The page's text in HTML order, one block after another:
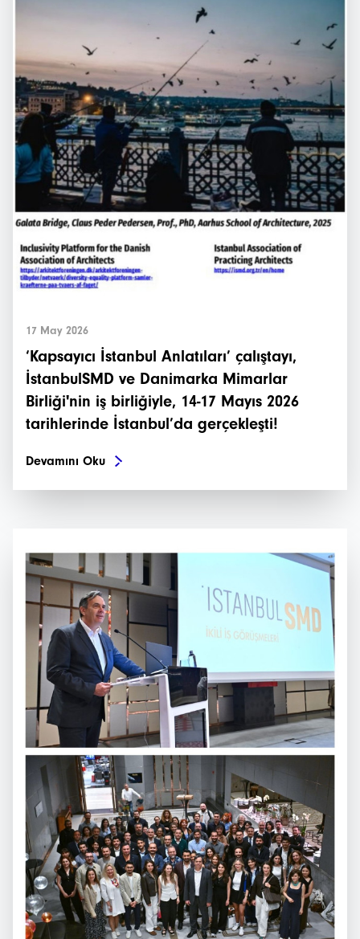
17 May 2026
‘Kapsayıcı İstanbul Anlatıları’ çalıştayı,
İstanbulSMD ve Danimarka Mimarlar
Birliği'nin iş birliğiyle, 14-17 Mayıs 2026
tarihlerinde İstanbul’da gerçekleşti!
Devamını Oku